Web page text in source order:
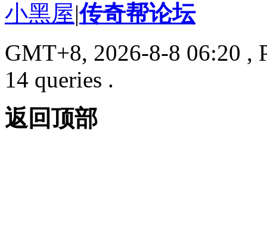
小黑屋|传奇帮论坛
GMT+8, 2026-8-8 06:20 ,
14 queries .
返回顶部